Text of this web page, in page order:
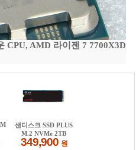
CPU, AMD 라이젠 7 7700X3D